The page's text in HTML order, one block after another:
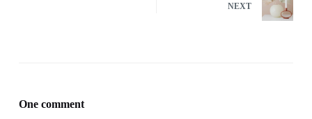
NEXT
One comment